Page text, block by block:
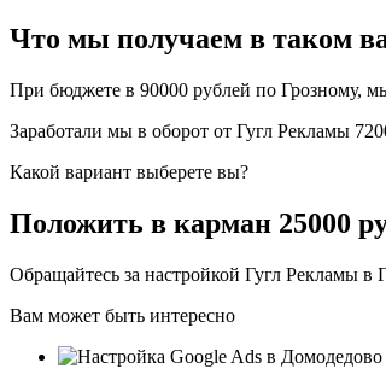
Что мы получаем в таком
При бюджете в 90000 рублей по Грозному,
Заработали мы в оборот от Гугл Рекламы
Какой вариант выберете вы?
Положить в карман 25000
Обращайтесь за настройкой Гугл Рекламы в
Вам может быть интересно